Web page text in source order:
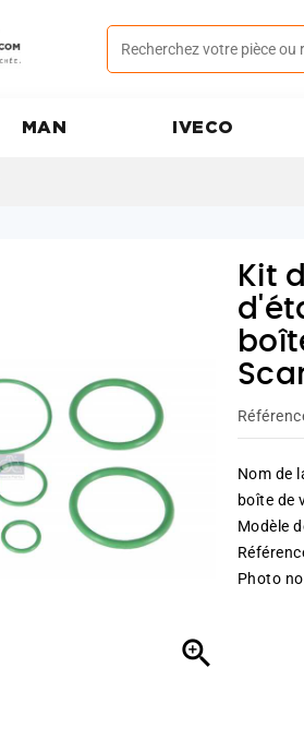
MAN IVECO

Kit
Nom de
boîte de
Modèle
Photo